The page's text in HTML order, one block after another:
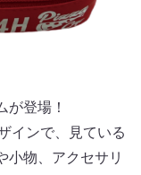
が登場！
インで、見ている
小物、アクセサリ